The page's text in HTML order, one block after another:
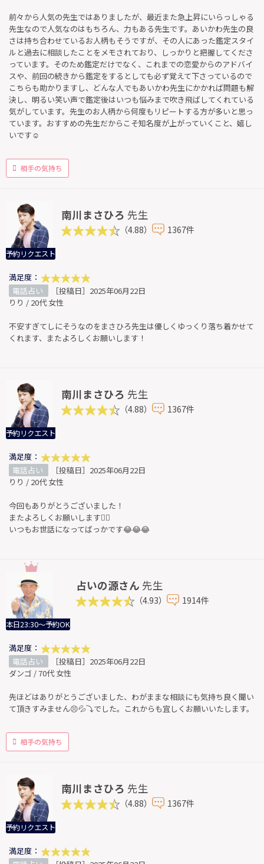
前々から人気の先生ではありましたが、最近また急上昇にいらっしゃる
先生なので人気なのはもちろん、力もある先生です。あいかわ先生の良
さは持ち合わせているお人柄もそうですが、その人にあった鑑定スタイ
ルと過去に相談したことをメモされており、しっかりと把握してくださ
っています。そのため鑑定だけでなく、これまでの恋愛からのアドバイ
スや、前回の続きから鑑定をするとしても必ず覚えて下さっているので
こちらも助かりますし、どんな人でもあいかわ先生にかかれば問題も解
決し、明るい笑い声で鑑定後はいつも悩みまで吹き飛ばしてくれている
気がしています。先生のお人柄から何度もリピートする方が多いと思っ
ています。おすすめの先生だからこそ知名度が上がっていくこと、嬉し
いです☺️
相手の気持ち
予約リクエスト
南川まさひろ 先生
（4.88） 1367件
満足度：
電話占い
［投稿日］2025年06月22日
りり / 20代 女性
不安すぎてしにそうなのをまさひろ先生は優しくゆっくり落ち着かせて
くれます、またよろしくお願いします！
予約リクエスト
南川まさひろ 先生
（4.88） 1367件
満足度：
電話占い
［投稿日］2025年06月22日
りり / 20代 女性
今回もありがとうございました！
またよろしくお願いします🙇‍♀️
いつもお世話になってばっかです😂😂😂
本日23:30～予約OK
占いの源さん 先生
（4.93） 1914件
満足度：
電話占い
［投稿日］2025年06月22日
ダンゴ / 70代 女性
先ほどはありがとうございました、わがままな相談にも気持ち良く聞い
て頂きすみません😣💦⤵️でした。これからも宜しくお願いいたします。
相手の気持ち
予約リクエスト
南川まさひろ 先生
（4.88） 1367件
満足度：